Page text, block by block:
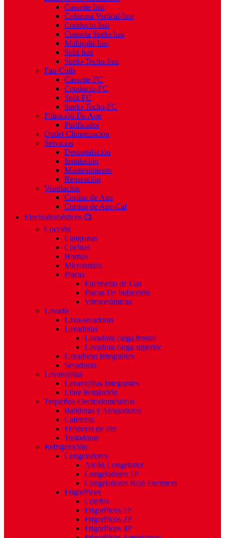
Cassette-Inst
Columna Vertical-Inst
Conducto-Inst
Consola Suelo-Inst
Multisplit-Inst
Split-Inst
Suelo-Techo-Inst
Fan-Coils
Cassette-FC
Conducto-FC
Split-FC
Suelo-Techo-FC
Filtración De Aire
Purificador
Outlet Climatización
Servicios
Desinstalación
Instalación
Mantenimiento
Reparación
Ventilación
Cortina de Aire
Cortina de Aire-Cal
Electrodomésticos 📺
Cocción
Campanas
Cocinas
Hornos
Microondas
Placas
Encimeras de Gas
Placas De Inducción
Vitrocerámicas
Lavado
Lava-secadoras
Lavadoras
Lavadora carga frontal
Lavadora carga superior
Lavadoras Integrables
Secadoras
Lavavajillas
Lavavajillas Integrables
Libre Instalación
Pequeños Electrodomésticos
Batidoras y Amasadoras
Cafeteras
Freidoras de aire
Tostadoras
Refrigeración
Congeladores
Arcón Congelador
Congeladores 1P
Congeladores Bajo Encimera
Frigoríficos
Combis
Frigoríficos 1P
Frigoríficos 2P
Frigoríficos 4P